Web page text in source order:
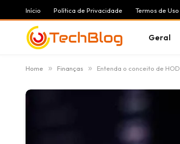
Início Política de Privacidade Termos de Uso
Geral
Home » Finanças » Entenda o conceito de